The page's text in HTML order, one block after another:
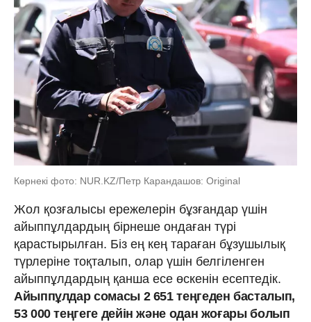
Көрнекі фото: NUR.KZ/Петр Карандашов: Original
Жол қозғалысы ережелерін бұзғандар үшін
айыппұлдардың бірнеше ондаған түрі
қарастырылған. Біз ең кең тараған бұзушылық
түрлеріне тоқталып, олар үшін белгіленген
айыппұлдардың қанша есе өскенін есептедік.
Айыппұлдар сомасы 2 651 теңгеден басталып,
53 000 теңгеге дейін және одан жоғары болып